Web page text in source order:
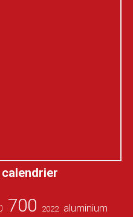
700 2022 aluminium